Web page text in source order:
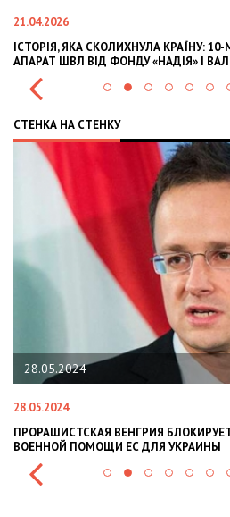
10-МІСЯЧНИЙ МАРК ОТРИМАВ
ВАЛЕРІЯ ДУБІЛЯ
СТЕНКА НА СТЕНКУ
БЛОКИРУЕТ КРУПНЫЙ ПАКЕТ
УКРАИНЫ